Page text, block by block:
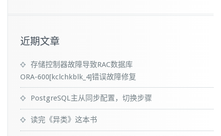
近期文章
存储控制器故障导致RAC数据库
ORA-600[kclchkblk_4]错误故障修复
PostgreSQL主从同步配置，切换步骤
读完《异类》这本书